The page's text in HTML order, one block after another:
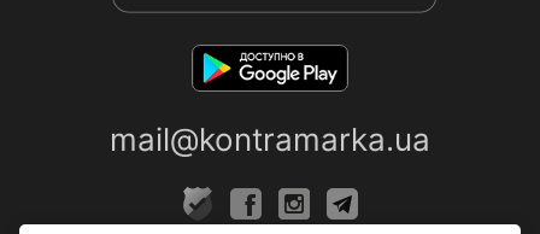
mail@kontramarka.ua